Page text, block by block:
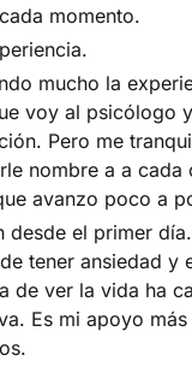
momento.
mucho la
voy al psicólogo
Pero me
nombre a a cada
avanzo poco a
desde el primer
tener ansiedad y
de ver la vida ha
Es mi apoyo